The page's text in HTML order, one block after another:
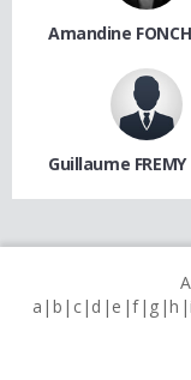
Amandine
Guillaume FREMY
a b c d e f g h i